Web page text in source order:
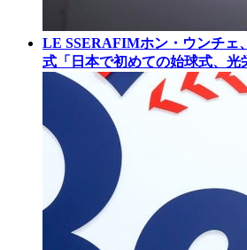
LE SSERAFIMホン・ウンチェ
式「日本で初めての始球式、光